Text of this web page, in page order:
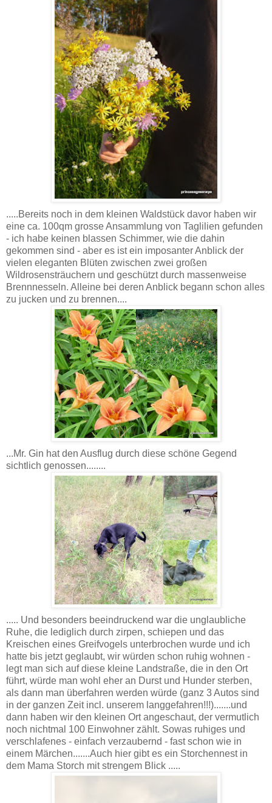
.....Bereits noch in dem kleinen Waldstück davor haben wir
eine ca. 100qm grosse Ansammlung von Taglilien gefunden
- ich habe keinen blassen Schimmer, wie die dahin
gekommen sind - aber es ist ein imposanter Anblick der
vielen eleganten Blüten zwischen zwei großen
Wildrosensträuchern und geschützt durch massenweise
Brennnesseln. Alleine bei deren Anblick begann schon alles
zu jucken und zu brennen....
...Mr. Gin hat den Ausflug durch diese schöne Gegend
sichtlich genossen........
..... Und besonders beeindruckend war die unglaubliche
Ruhe, die lediglich durch zirpen, schiepen und das
Kreischen eines Greifvogels unterbrochen wurde und ich
hatte bis jetzt geglaubt, wir würden schon ruhig wohnen -
legt man sich auf diese kleine Landstraße, die in den Ort
führt, würde man wohl eher an Durst und Hunder sterben,
als dann man überfahren werden würde (ganz 3 Autos sind
in der ganzen Zeit incl. unserem langgefahren!!!).......und
dann haben wir den kleinen Ort angeschaut, der vermutlich
noch nichtmal 100 Einwohner zählt. Sowas ruhiges und
verschlafenes - einfach verzaubernd - fast schon wie in
einem Märchen.......Auch hier gibt es ein Storchennest in
dem Mama Storch mit strengem Blick .....